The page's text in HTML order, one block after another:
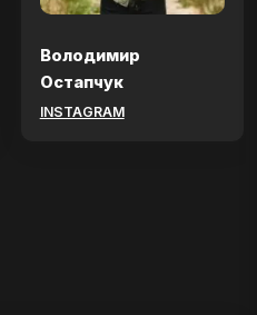
Володимир
Остапчук
INSTAGRAM